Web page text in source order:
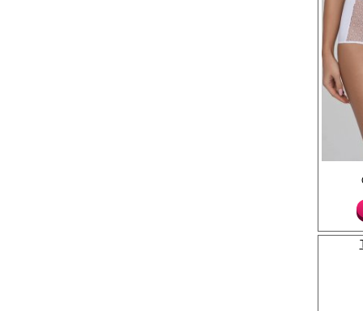
материала, с
поясу и ножке, на
Полиамид 80%